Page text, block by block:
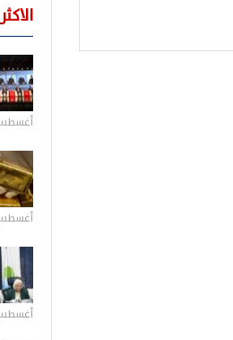
أغسطس 6,
أغسطس 7,
أغسطس 6,